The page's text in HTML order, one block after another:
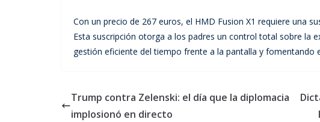
Con un precio de 267 euros, el HMD Fusion X1 requiere una
Esta suscripción otorga a los padres un control total sobre la
gestión eficiente del tiempo frente a la pantalla y fomentando
Trump contra Zelenski: el día que la diplomacia
implosionó en directo